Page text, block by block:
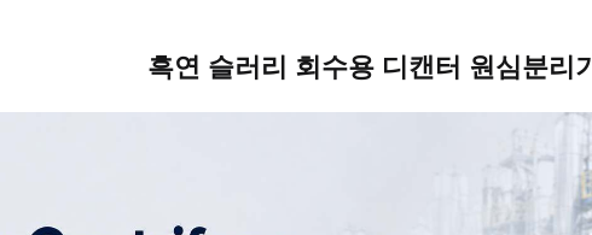
흑연 슬러리 회수용 디캔터 원심분리기